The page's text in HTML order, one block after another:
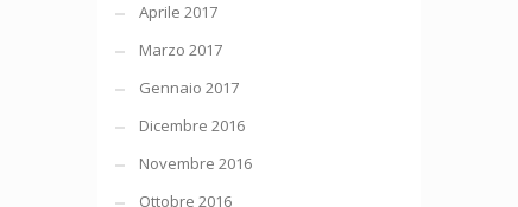
Aprile 2017
Marzo 2017
Gennaio 2017
Dicembre 2016
Novembre 2016
Ottobre 2016